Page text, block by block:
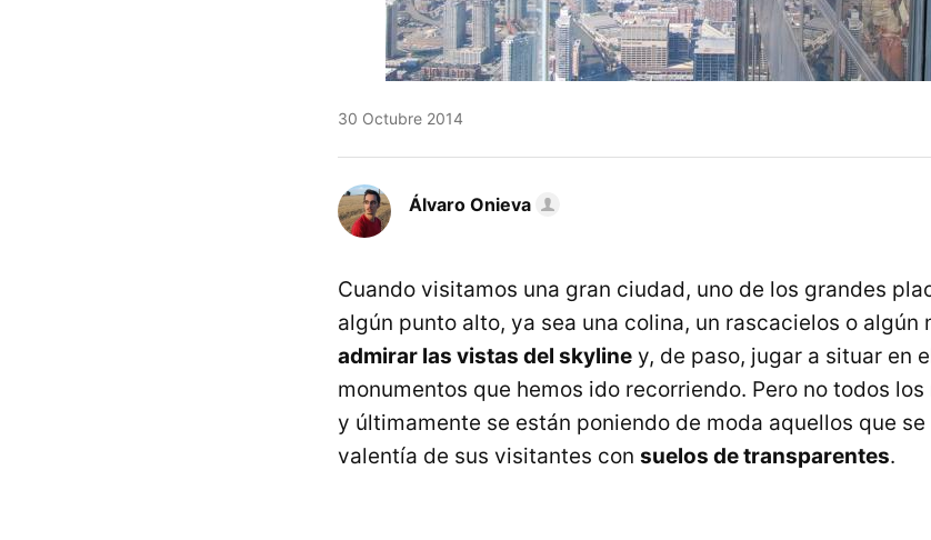
30 Octubre 2014
Álvaro Onieva
Cuando visitamos una gran ciudad, uno de los grandes
algún punto alto, ya sea una colina, un rascacielos o algún
admirar las vistas del skyline y, de paso, jugar a situar en
monumentos que hemos ido recorriendo. Pero no todos
y últimamente se están poniendo de moda aquellos que
valentía de sus visitantes con suelos de transparentes.